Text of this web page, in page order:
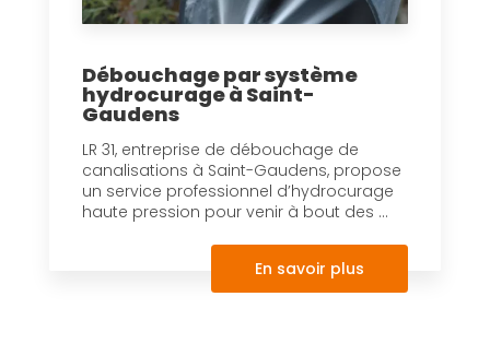
Débouchage par système
hydrocurage à Saint-
Gaudens
LR 31, entreprise de débouchage de
canalisations à Saint-Gaudens, propose
un service professionnel d’hydrocurage
haute pression pour venir à bout des ...
En savoir plus